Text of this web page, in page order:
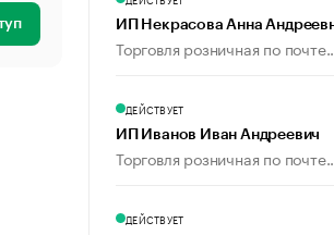
ИП Некрасова Анна
Торговля розничная по
ДЕЙСТВУЕТ
ИП Иванов Иван Андреевич
Торговля розничная по
ДЕЙСТВУЕТ